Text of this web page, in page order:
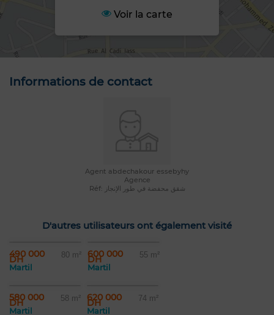
Voir la carte
Informations de contact
Agent abdechakour essebyhy
Agence
Réf: شقق محفضة في طور الإنجاز
D'autres utilisateurs ont également visité
490 000
DH 80 m²
Martil
600 000
DH 55 m²
Martil
580 000
DH 58 m²
Martil
620 000
DH 74 m²
Martil